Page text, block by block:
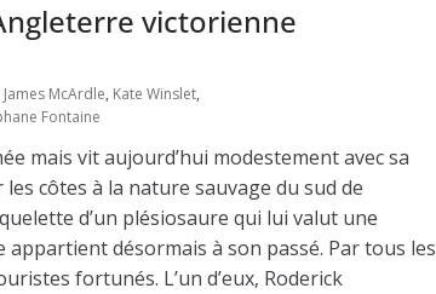
victorienne
James McArdle, Kate Winslet,
Fontaine
mais vit aujourd’hui modestement avec sa
côtes à la nature sauvage du sud de
d’un plésiosaure qui lui valut une
désormais à son passé. Par tous les
fortunés. L’un d’eux, Roderick